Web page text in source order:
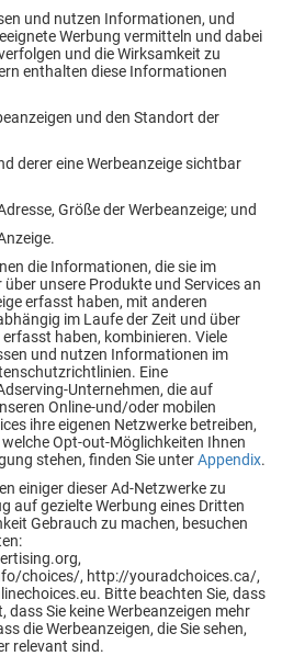
und nutzen Informationen, und
Werbung vermitteln und dabei
und die Wirksamkeit zu
enthalten diese Informationen
und den Standort der
derer eine Werbeanzeige sichtbar
Größe der Werbeanzeige; und
die Informationen, die sie im
unsere Produkte und Services an
erfasst haben, mit anderen
im Laufe der Zeit und über
haben, kombinieren. Viele
und nutzen Informationen im
Eine
Unternehmen, die auf
Online-und/oder mobilen
ihre eigenen Netzwerke betreiben,
Opt-out-Möglichkeiten Ihnen
stehen, finden Sie unterAppendix.
einiger dieser Ad-Netzwerke zu
auf gezielte Werbung eines Dritten
Gebrauch zu machen, besuchen
choices/, http://youradchoices.ca/,
Bitte beachten Sie, dass
Sie keine Werbeanzeigen mehr
die Werbeanzeigen, die Sie sehen,
relevant sind.